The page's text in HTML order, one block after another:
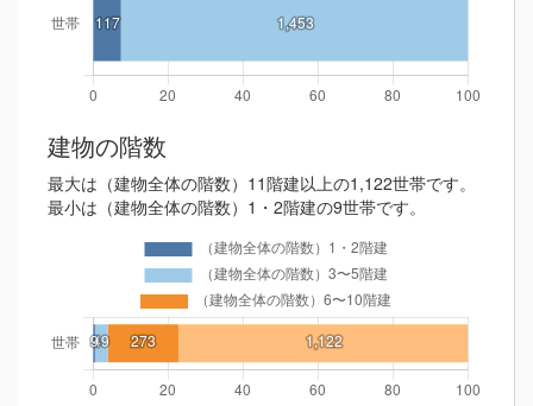
建物の階数
最大は（建物全体の階数）11階建以上の1,122世帯です。
最小は（建物全体の階数）1・2階建の9世帯です。